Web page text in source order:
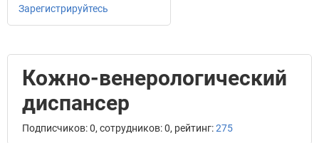
Зарегистрируйтесь
Кожно-венерологический
диспансер
Подписчиков: 0, сотрудников: 0, рейтинг:275